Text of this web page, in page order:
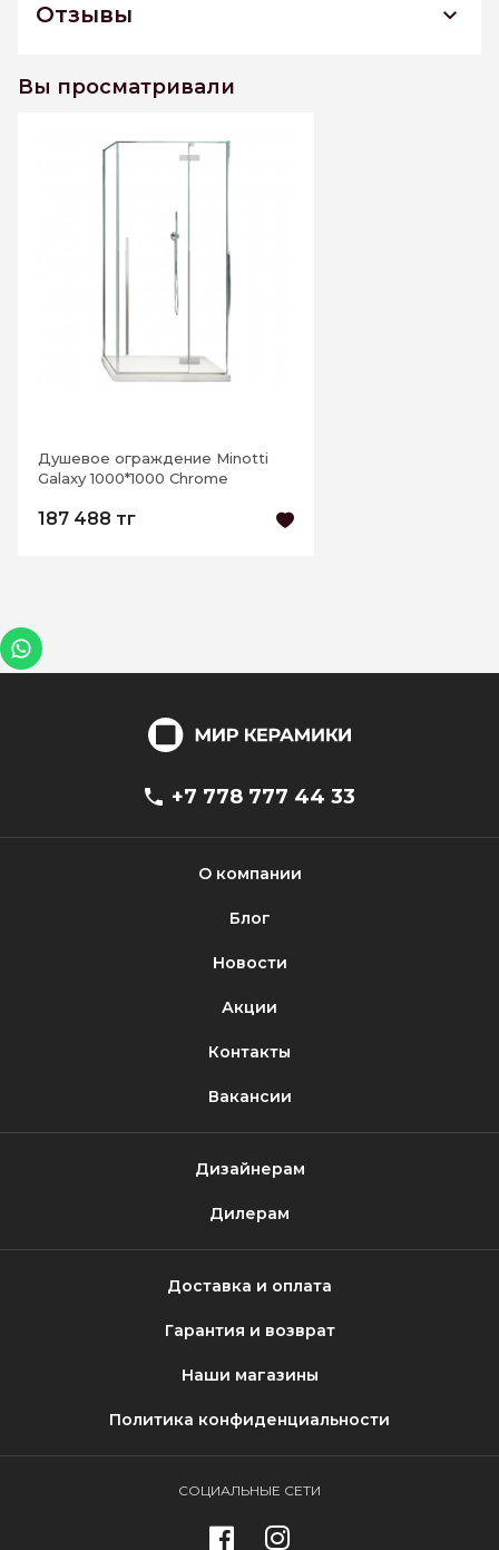
Отзывы
1000*1000 Chrome
Написать отзыв
Вы просматривали
Душевое ограждение Minotti
Galaxy 1000*1000 Chrome
187 488 тг
+7 778 777 44 33
О компании
Блог
Новости
Акции
Контакты
Вакансии
Дизайнерам
Дилерам
Доставка и оплата
Гарантия и возврат
Наши магазины
Политика конфиденциальности
СОЦИАЛЬНЫЕ СЕТИ